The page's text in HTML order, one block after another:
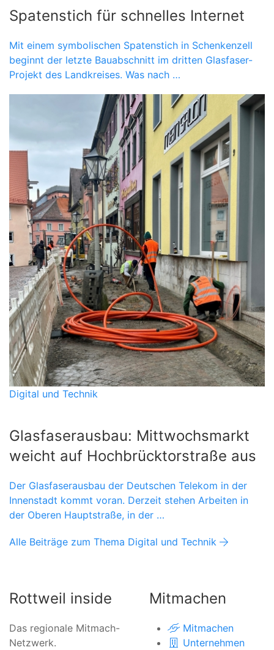
Spatenstich für schnelles Internet
Mit einem symbolischen Spatenstich in Schenkenzell
beginnt der letzte Bauabschnitt im dritten Glasfaser-
Projekt des Landkreises. Was nach …
Digital und Technik
Glasfaserausbau: Mittwochsmarkt
weicht auf Hochbrücktorstraße aus
Der Glasfaserausbau der Deutschen Telekom in der
Innenstadt kommt voran. Derzeit stehen Arbeiten in
der Oberen Hauptstraße, in der …
Alle Beiträge zum Thema Digital und Technik
Rottweil inside
Das regionale Mitmach-
Netzwerk.
Mitmachen
Mitmachen
Unternehmen